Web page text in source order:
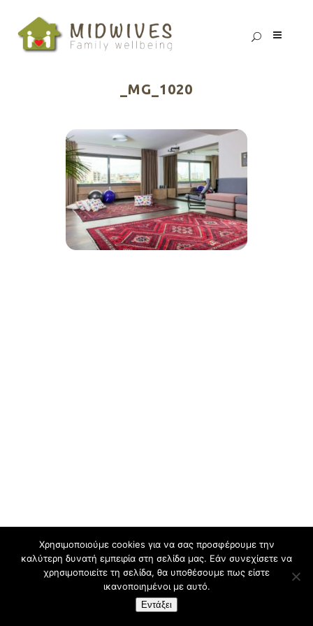
_MG_1020
Design By:CustomView
Χρησιμοποιούμε cookies για να σας προσφέρουμε την
καλύτερη δυνατή εμπειρία στη σελίδα μας. Εάν συνεχίσετε να
χρησιμοποιείτε τη σελίδα, θα υποθέσουμε πως είστε
ικανοποιημένοι με αυτό.
Εντάξει